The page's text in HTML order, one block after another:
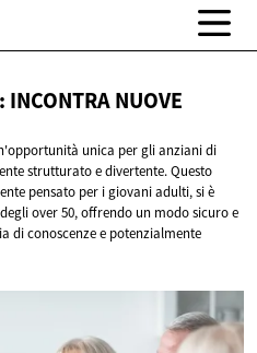
INCONTRA NUOVE
unica per gli anziani di
strutturato e divertente. Questo
pensato per i giovani adulti, si è
over 50, offrendo un modo sicuro e
di conoscenze e potenzialmente